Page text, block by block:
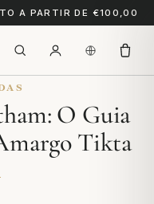
A PARTIR DE €100,00
O Guia
Tikta